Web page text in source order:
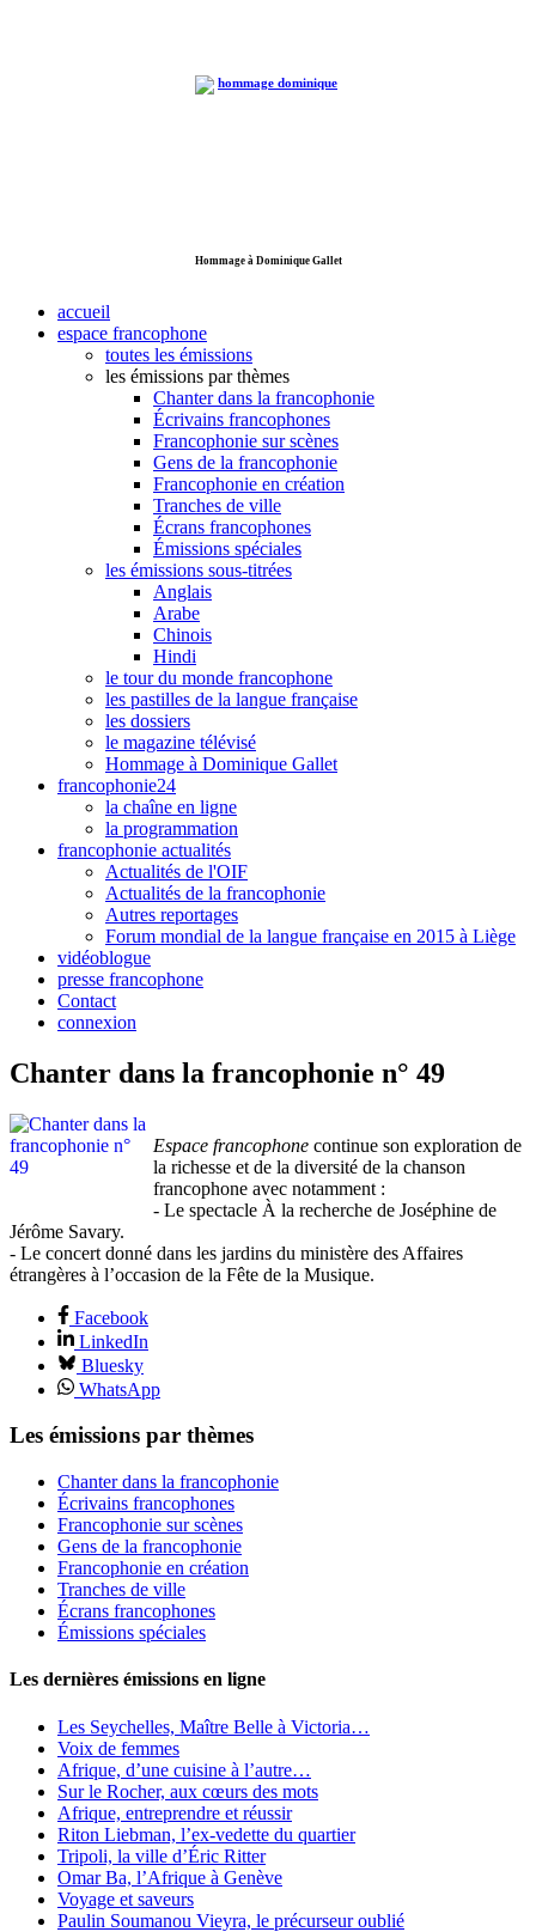
Hommage à Dominique Gallet
accueil
espace francophone
toutes les émissions
les émissions par thèmes
Chanter dans la francophonie
Écrivains francophones
Francophonie sur scènes
Gens de la francophonie
Francophonie en création
Tranches de ville
Écrans francophones
Émissions spéciales
les émissions sous-titrées
Anglais
Arabe
Chinois
Hindi
le tour du monde francophone
les pastilles de la langue française
les dossiers
le magazine télévisé
Hommage à Dominique Gallet
francophonie24
la chaîne en ligne
la programmation
francophonie actualités
Actualités de l'OIF
Actualités de la francophonie
Autres reportages
Forum mondial de la langue française en 2015 à Liège
vidéoblogue
presse francophone
Contact
connexion
Chanter dans la francophonie n° 49
Espace francophone continue son exploration de
la richesse et de la diversité de la chanson
francophone avec notamment :
- Le spectacle À la recherche de Joséphine de
Jérôme Savary.
- Le concert donné dans les jardins du ministère des Affaires
étrangères à l’occasion de la Fête de la Musique.
Facebook
LinkedIn
Bluesky
WhatsApp
Les émissions par thèmes
Chanter dans la francophonie
Écrivains francophones
Francophonie sur scènes
Gens de la francophonie
Francophonie en création
Tranches de ville
Écrans francophones
Émissions spéciales
Les dernières émissions en ligne
Les Seychelles, Maître Belle à Victoria…
Voix de femmes
Afrique, d’une cuisine à l’autre…
Sur le Rocher, aux cœurs des mots
Afrique, entreprendre et réussir
Riton Liebman, l’ex-vedette du quartier
Tripoli, la ville d’Éric Ritter
Omar Ba, l’Afrique à Genève
Voyage et saveurs
Paulin Soumanou Vieyra, le précurseur oublié